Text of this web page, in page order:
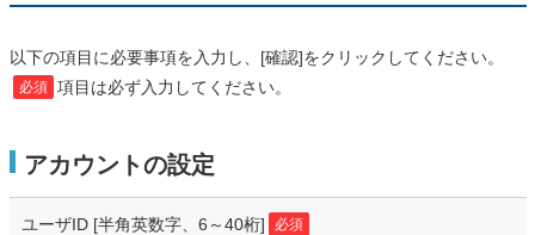
以下の項目に必要事項を入力し、[確認]をクリックしてください。
必須 項目は必ず入力してください。
アカウントの設定
ユーザID[半角英数字、6～40桁] 必須